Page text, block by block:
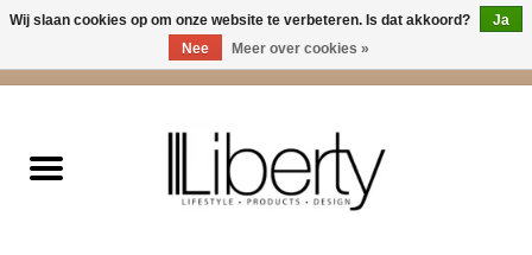
Kleding
Wij slaan cookies op om onze website te verbeteren. Is dat akkoord?
Ja
Nee
Meer over cookies »